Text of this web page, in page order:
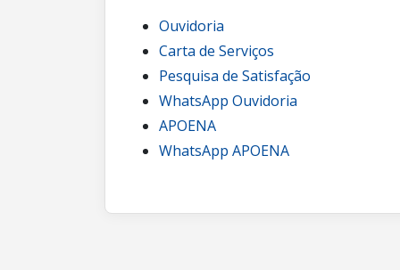
Ouvidoria
Carta de Serviços
Pesquisa de Satisfação
WhatsApp Ouvidoria
APOENA
WhatsApp APOENA